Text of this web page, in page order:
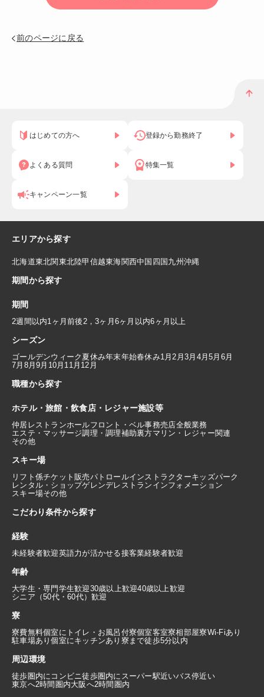
前のページに戻る
はじめての方へ 登録から勤務終了
よくある質問 特集一覧
キャンペーン一覧
エリアから探す
北海道東北関東北陸甲信越東海関西中国 四国九州沖縄
期間から探す
期間
2週間以内1ヶ月前後 2，3ヶ月 6ヶ月以内6ヶ月以上
シーズン
ゴールデンウィーク 夏休み年末年始春休み1月 2月3月 4月5月 6月
7月 8月9月 10月 11月 12月
職種から探す
ホテル・旅館・飲食店・レジャー施設等
仲居 レストランホールフロント・ベル事務売店全般業務
エステ・マッサージ調理・調理補助裏方マリン・レジャー関連
その他
スキー場
リフト係チケット販売パトロールインストラクターキッズパーク
レンタル・ショップゲレンデレストラン インフォメーション
スキー場その他
こだわり条件から探す
経験
未経験者歓迎英語力が活かせる接客業経験者歓迎
年齢
大学生・専門学生歓迎30歳以上歓迎40歳以上歓迎
シニア（50代・60代）歓迎
寮
寮費無料個室にトイレ・お風呂付寮個室客室寮相部屋寮Wi-Fiあり
駐車場あり個室にキッチンあり 寮まで徒歩5分以内
周辺環境
徒歩圏内にコンビニ徒歩圏内にスーパー駅近いバス停近い
東京へ2時間圏内大阪へ2時間圏内